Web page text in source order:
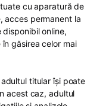
cu aparatură de
acces permanent la
online,
găsirea celor mai
titular își poate
acest caz, adultul